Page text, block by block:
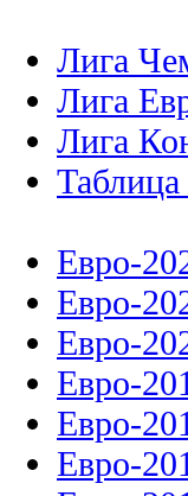
Лига
Лига
Лига
Евро-
Евро-
Евро-
Евро-
Евро-
Евро-